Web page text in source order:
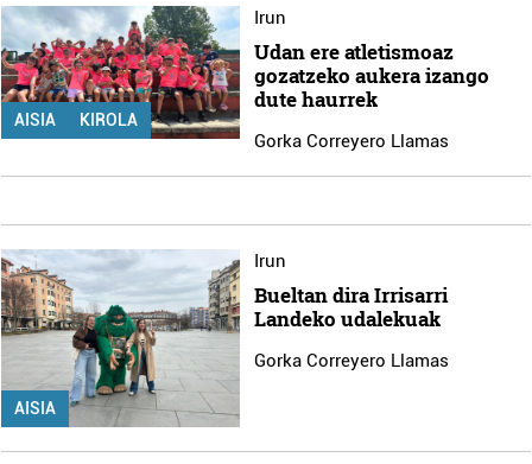
AISIA KIROLA
Irun
Udan ere atletismoaz
gozatzeko aukera izango
dute haurrek
Gorka Correyero Llamas
AISIA
Irun
Bueltan dira Irrisarri
Landeko udalekuak
Gorka Correyero Llamas